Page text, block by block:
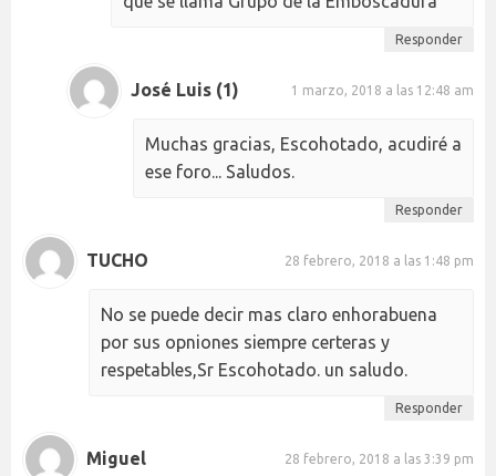
Responder
José Luis (1) 1 marzo, 2018 a las 12:48 am
Muchas gracias, Escohotado, acudiré a
ese foro... Saludos.
Responder
TUCHO 28 febrero, 2018 a las 1:48 pm
No se puede decir mas claro enhorabuena
por sus opniones siempre certeras y
respetables,Sr Escohotado. un saludo.
Responder
Miguel 28 febrero, 2018 a las 3:39 pm